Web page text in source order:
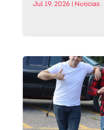
Jul 19, 2026 Noticias